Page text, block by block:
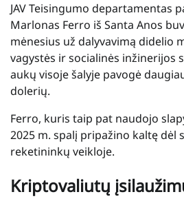
JAV Teisingumo departamentas
Marlonas Ferro iš Santa Anos
mėnesius už dalyvavimą didelio
vagystės ir socialinės inžinerijos
aukų visoje šalyje pavogė
dolerių.
Ferro, kuris taip pat naudojo
2025 m. spalį pripažino kaltę dėl
reketininkų veikloje.
Kriptovaliutų